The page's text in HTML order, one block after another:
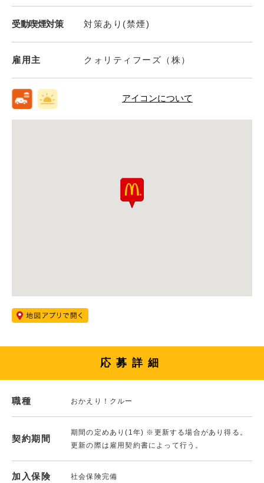
受動喫煙対策 対策あり(禁煙)
雇用主 クォリティフーズ（株）
アイコンについて
応募詳細
職種 おかえり！クルー
契約期間
期間の定めあり(1年) ※更新する場合があり得る。
更新の際は雇用契約書によって行う。
加入保険 社会保険完備